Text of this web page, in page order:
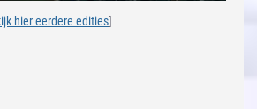
hier eerdere edities]